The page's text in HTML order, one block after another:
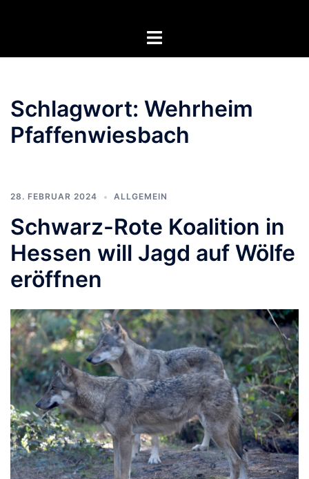
Menü
Schlagwort: Wehrheim
Pfaffenwiesbach
28. FEBRUAR 2024 ALLGEMEIN
Schwarz-Rote Koalition in
Hessen will Jagd auf Wölfe
eröffnen